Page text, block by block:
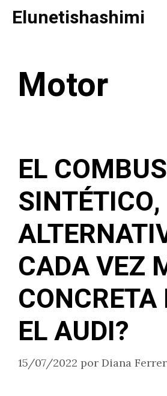
SaltarElunetishashimi
Motor
EL
CADA VEZ
CONCRETA
EL AUDI?
15/07/2022 por Diana Ferrer